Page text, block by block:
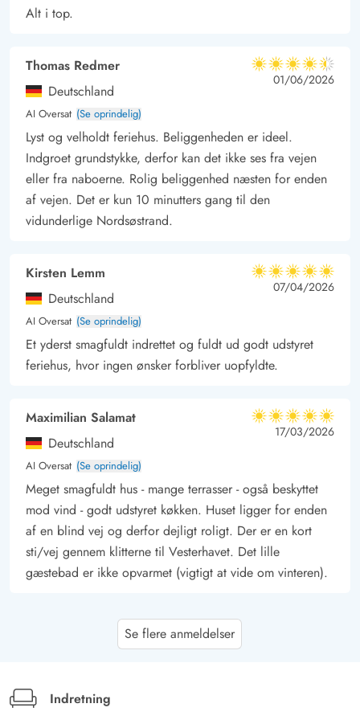
til stranden er hvert et skridt værd. Du kan købe ind i
butikker, caféer og restauranter. Udflugtsmål som
sandskulpturfestival, legepladser og Lalandia findes også her i
Søndervig
Længere mod syd ligger den smukke fiskerby Hvide Sande,
hvor I også finder masser af butikker og spisesteder. Dette kan
Ringkøbing ligeledes tilbyde, og byen her er også et altid
besøg værd.
Alt i top.
Thomas Redmer
Deutschland
AI Oversat (Se oprindelig)
4.5 ud af 5
4.5 ud af 5
4.5 out of 5
01/06/2026
Lyst og velholdt feriehus. Beliggenheden er ideel.
Indgroet grundstykke, derfor kan det ikke ses fra vejen
eller fra naboerne. Rolig beliggenhed næsten for enden
af vejen. Det er kun 10 minutters gang til den
vidunderlige Nordsøstrand.
Kirsten Lemm
Deutschland
AI Oversat (Se oprindelig)
5 ud af 5
5 ud af 5
5 out of 5
07/04/2026
Et yderst smagfuldt indrettet og fuldt ud godt udstyret
feriehus, hvor ingen ønsker forbliver uopfyldte.
Maximilian Salamat
Deutschland
AI Oversat (Se oprindelig)
5 ud af 5
5 ud af 5
5 out of 5
17/03/2026
Meget smagfuldt hus - mange terrasser - også beskyttet
mod vind - godt udstyret køkken. Huset ligger for enden
af en blind vej og derfor dejligt roligt. Der er en kort
sti/vej gennem klitterne til Vesterhavet. Det lille
gæstebad er ikke opvarmet (vigtigt at vide om vinteren).
Feriehuset er godt indrettet og tilbyder tilstrækkelig plads
Se flere anmeldelser
Indretning